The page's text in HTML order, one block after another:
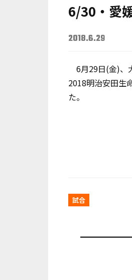
6/30・愛
2018.6.29
6月29日(金)、
2018明治安田生
た。
試合